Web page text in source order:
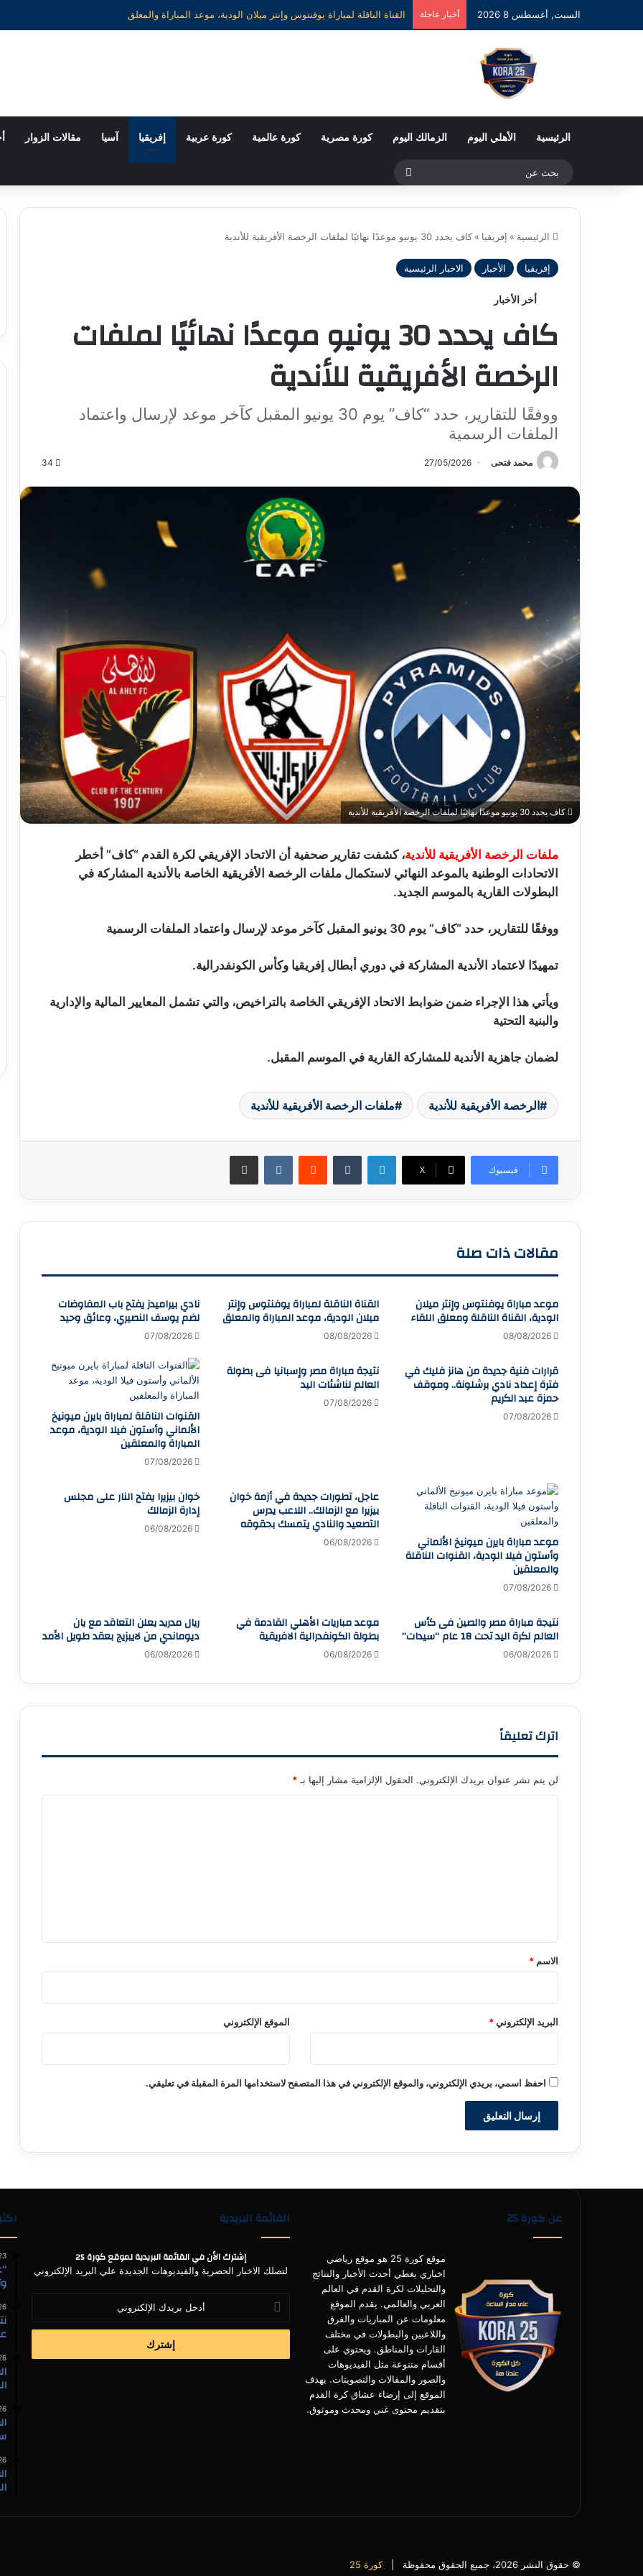
السبت, أغسطس 8 2026 أخبار عاجلة
الرئيسية الأهلي اليوم الزمالك اليوم كورة مصرية كورة عالمية كورة عربية إفريقيا آسيا مقالات الزوار
الرئيسية » إفريقيا » كاف يحدد 30 يونيو موعدًا نهائيًا لملفات الرخصة الأفريقية للأندية
إفريقيا الأخبار الاخبار الرئيسية
أخر الأخبار
كاف يحدد 30 يونيو موعدًا نهائيًا لملفات
الرخصة الأفريقية للأندية
ووفقًا للتقارير، حدد “كاف” يوم 30 يونيو المقبل كآخر موعد لإرسال واعتماد
الملفات الرسمية
محمد فتحى 27/05/2026
34
كاف يحدد 30 يونيو موعدًا نهائيًا لملفات الرخصة الأفريقية للأندية
ملفات الرخصة الأفريقية للأندية، كشفت تقارير صحفية أن الاتحاد الإفريقي لكرة القدم “كاف” أخطر
الاتحادات الوطنية بالموعد النهائي لاستكمال ملفات الرخصة الأفريقية الخاصة بالأندية المشاركة في
البطولات القارية بالموسم الجديد.
ووفقًا للتقارير، حدد “كاف” يوم 30 يونيو المقبل كآخر موعد لإرسال واعتماد الملفات الرسمية
تمهيدًا لاعتماد الأندية المشاركة في دوري أبطال إفريقيا وكأس الكونفدرالية.
ويأتي هذا الإجراء ضمن ضوابط الاتحاد الإفريقي الخاصة بالتراخيص، والتي تشمل المعايير المالية والإدارية
والبنية التحتية
لضمان جاهزية الأندية للمشاركة القارية في الموسم المقبل.
الرخصة الأفريقية للأندية ملفات الرخصة الأفريقية للأندية
فيسبوك X
لينكدإن مشاركة عبر البريد
مقالات ذات صلة
موعد مباراة يوفنتوس وإنتر ميلان
الودية، القناة الناقلة ومعلق اللقاء
08/08/2026
القناة الناقلة لمباراة يوفنتوس وإنتر
ميلان الودية، موعد المباراة والمعلق
08/08/2026
نادي بيراميدز يفتح باب المفاوضات
لضم يوسف النصيري، وعائق وحيد
07/08/2026
قرارات فنية جديدة من هانز فليك في
فترة إعداد نادي برشلونة.. وموقف
حمزة عبد الكريم
07/08/2026
نتيجة مباراة مصر وإسبانيا فى بطولة
العالم لناشئات اليد
07/08/2026
القنوات الناقلة لمباراة بايرن ميونيخ
الألماني وأستون فيلا الودية، موعد
المباراة والمعلقين
07/08/2026
موعد مباراة بايرن ميونيخ الألماني
وأستون فيلا الودية، القنوات الناقلة
والمعلقين
07/08/2026
عاجل، تطورات جديدة في أزمة خوان
بيزيرا مع الزمالك.. اللاعب يدرس
التصعيد والنادي يتمسك بحقوقه
06/08/2026
خوان بيزيرا يفتح النار على مجلس
إدارة الزمالك
06/08/2026
نتيجة مباراة مصر والصين فى كأس
العالم لكرة اليد تحت 18 عام “سيدات”
06/08/2026
موعد مباريات الأهلي القادمة في
بطولة الكونفدرالية الافريقية
06/08/2026
ريال مدريد يعلن التعاقد مع يان
ديوماندي من لايبزيج بعقد طويل الأمد
06/08/2026
اترك تعليقاً
لن يتم نشر عنوان بريدك الإلكتروني. الحقول الإلزامية مشار إليها بـ*
*
الاسم *
البريد الإلكتروني* الموقع الإلكتروني
احفظ اسمي، بريدي الإلكتروني، والموقع الإلكتروني في هذا المتصفح لاستخدامها المرة المقبلة في تعليقي.
عن كورة 25
موقع كورة 25 هو موقع رياضي
اخباري يغطي أحدث الأخبار والنتائج
والتحليلات لكرة القدم في العالم
العربي والعالمي. يقدم الموقع
معلومات عن المباريات والفرق
واللاعبين والبطولات في مختلف
القارات والمناطق. ويحتوي على
أقسام متنوعة مثل الفيديوهات
والصور والمقالات والتصويتات. يهدف
الموقع إلى إرضاء عشاق كرة القدم
بتقديم محتوى غني ومحدث وموثوق.
القائمة البريدية
إشترك الأن في القائمة البريدية لموقع كورة 25
لتصلك الاخبار الحصرية والفيديوهات الجديدة علي البريد الإلكتروني
أدخل
بريدك
الإلكتروني
© حقوق النشر 2026، جميع الحقوق محفوظة | كورة 25